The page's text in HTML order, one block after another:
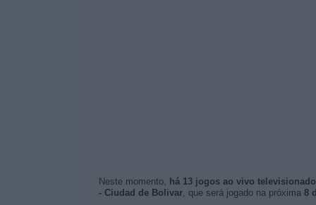
Neste momento, há 13 jogos ao vivo
- Ciudad de Bolivar, que será jogado na próxima 8